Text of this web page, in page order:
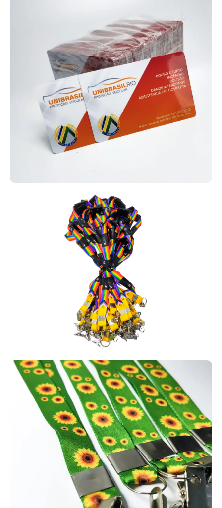
nome, foto, endereço, filiação e
outros dados conforme sua
Contamos com diversos modelos de carteirinhas para que você
possa escolher o que melhor se encaixa na realidade da sua
igreja, com total liberdade de personalização e adaptação.
Dessa forma, é possível fortalecer a fidelização da sua
membresia e utilizar os cartões em diferentes atividades, como
missões de evangelização em hospitais, abrigos, projetos sociais
e até missões internacionais.
Cartão PVC personalizado
infinidade de aplicações, desde clubes de benefícios e
associações, como planos de saúde e outros serviços, até o
controle de acessos e programas de fidelização de clientes. De
forma geral, são amplamente usados por empresas como cartões
de desconto, acesso a benefícios e premiações internas.
Na AlternativaCard, os cartões em PVC personalizados podem ser
produzidos com RFID ou NFC (125 MHz ou 13,56 kHz), além de
suportarem QR Codes, códigos de barras e tarjas magnéticas, ou
até modelos simples. Dessa forma, é possível criar inúmeras
automações e soluções personalizadas.
Aproveite todas essas possibilidades e crie automações com
cartões em PVC personalizados. Entre em contato e solicite o seu
Para identificação e benefícios
estudantis, como meia-entrada em
shows e cinemas, muitas
instituições adotam carteirinhas
escolares em PVC. Em Benevides,
fabricamos esses cartões com
opção de tecnologia RFID por
aproximação ou modelos
convencionais sem tecnologia.
Fabricamos carteirinhas escolares em PVC para diversas escolas
e faculdades de Benevides, com opções de tecnologia RFID por
aproximação ou versões simples sem tecnologia. Temos uma